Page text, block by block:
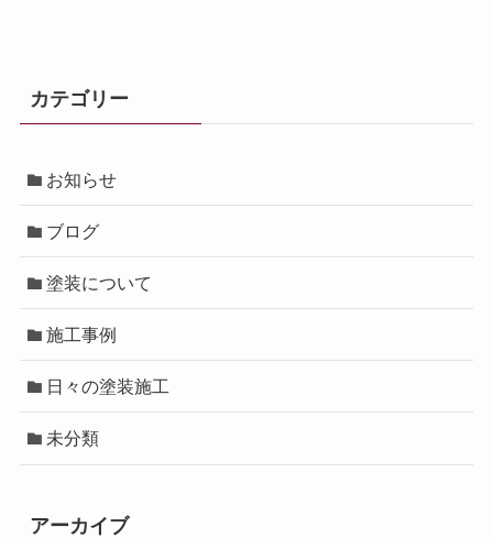
カテゴリー
お知らせ
ブログ
塗装について
施工事例
日々の塗装施工
未分類
アーカイブ